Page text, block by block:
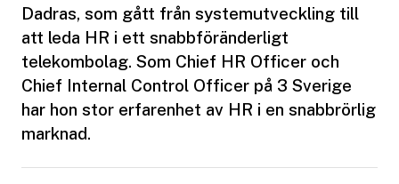
Dadras, som gått från systemutveckling till
att leda HR i ett snabbföränderligt
telekombolag. Som Chief HR Officer och
Chief Internal Control Officer på 3 Sverige
har hon stor erfarenhet av HR i en snabbrörlig
marknad.